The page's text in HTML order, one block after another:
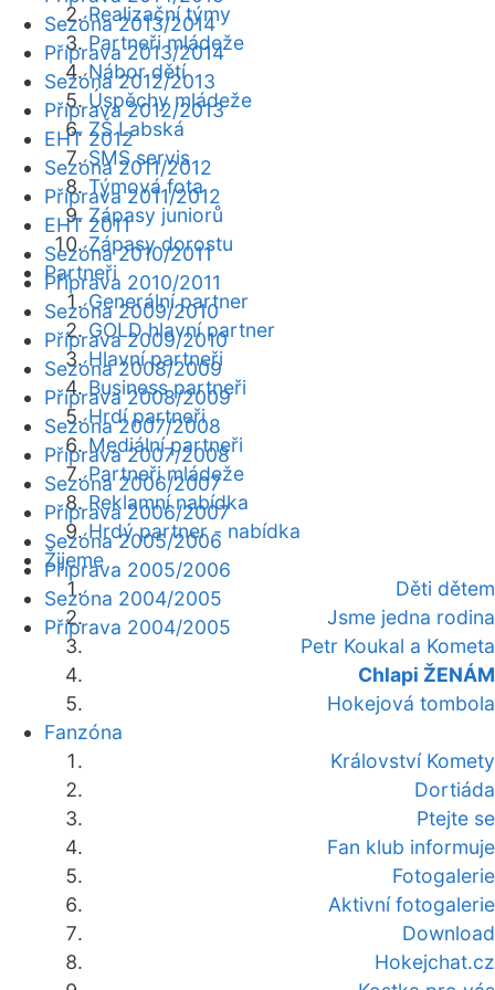
Realizační týmy
Partneři mládeže
Nábor dětí
Úspěchy mládeže
ZŠ Labská
SMS servis
Týmová fota
Zápasy juniorů
Zápasy dorostu
Partneři
Generální partner
GOLD hlavní partner
Hlavní partneři
Business partneři
Hrdí partneři
Mediální partneři
Partneři mládeže
Reklamní nabídka
Hrdý partner - nabídka
Žijeme
Děti dětem
Jsme jedna rodina
Petr Koukal a Kometa
Chlapi ŽENÁM
Hokejová tombola
Fanzóna
Království Komety
Dortiáda
Ptejte se
Fan klub informuje
Fotogalerie
Aktivní fotogalerie
Download
Hokejchat.cz
Sezóna 2013/2014
Příprava 2013/2014
Sezóna 2012/2013
Příprava 2012/2013
EHT 2012
Sezóna 2011/2012
Příprava 2011/2012
EHT 2011
Sezóna 2010/2011
Příprava 2010/2011
Sezóna 2009/2010
Příprava 2009/2010
Sezóna 2008/2009
Příprava 2008/2009
Sezóna 2007/2008
Příprava 2007/2008
Sezóna 2006/2007
Příprava 2006/2007
Sezóna 2005/2006
Příprava 2005/2006
Sezóna 2004/2005
Příprava 2004/2005